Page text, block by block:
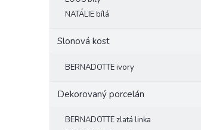
NATÁLIE bílá
Slonová kost
BERNADOTTE ivory
Dekorovaný porcelán
BERNADOTTE zlatá linka